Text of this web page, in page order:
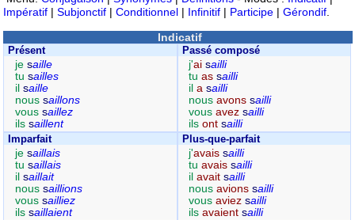
Impératif | Subjonctif | Conditionnel | Infinitif | Participe | Gérondif
Indicatif
Présent
je saille
tu sailles
il saille
nous saillons
vous saillez
ils saillent
Passé composé
j'ai sailli
tuas sailli
ila sailli
nousavons sailli
vousavez sailli
ilsont sailli
Imparfait
je saillais
tu saillais
il saillait
nous saillions
vous sailliez
ils saillaient
Plus-que-parfait
j'avais sailli
tuavais sailli
ilavait sailli
nousavions sailli
vousaviez sailli
ilsavaient sailli